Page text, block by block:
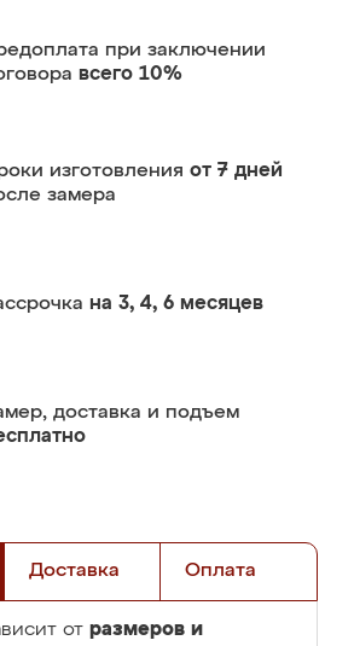
при заключении
всего 10%
изготовления от 7 дней
замера
на 3, 4, 6 месяцев
доставка и подъем
Доставка Оплата
от размеров и